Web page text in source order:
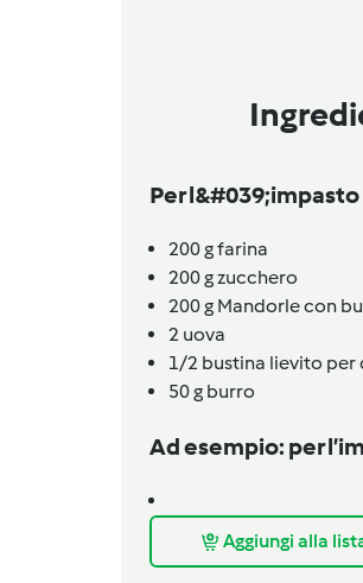
Per l&#039;impasto
200gfarina
200gzucchero
200g Mandorle con
2 uova
1/2 bustina lievito per
50g burro
Ad esempio: per
Aggiungi alla